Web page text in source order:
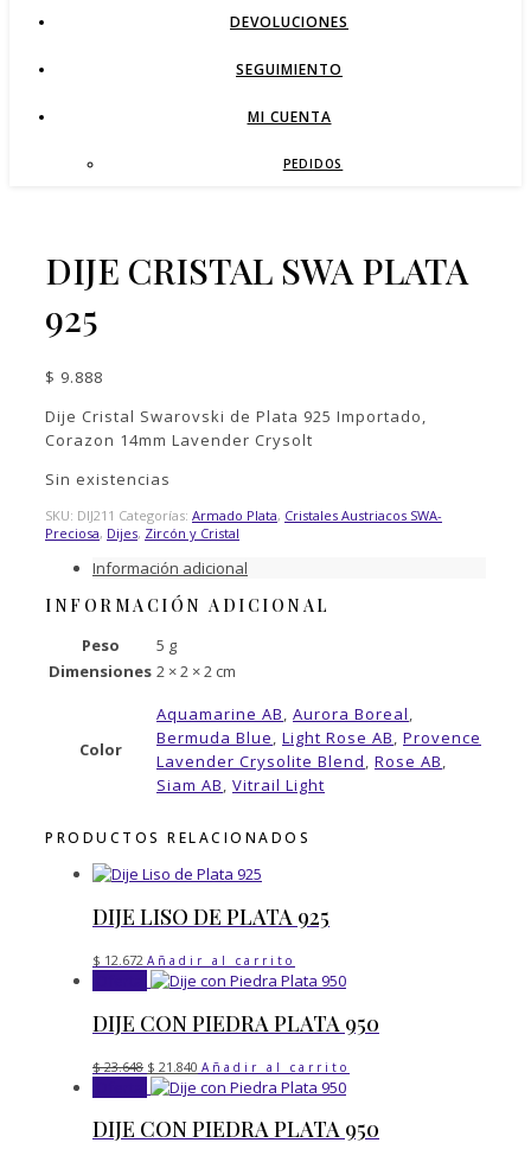
DEVOLUCIONES
SEGUIMIENTO
MI CUENTA
PEDIDOS
DIJE CRISTAL SWA PLATA
925
$ 9.888
Dije Cristal Swarovski de Plata 925 Importado,
Corazon 14mm Lavender Crysolt
Sin existencias
SKU: DIJ211 Categorías: Armado Plata, Cristales Austriacos SWA-
Preciosa, Dijes, Zircón y Cristal
Información adicional
INFORMACIÓN ADICIONAL
Peso
5 g
Dimensiones 2 × 2 × 2 cm
Color
Aquamarine AB, Aurora Boreal,
Bermuda Blue, Light Rose AB, Provence
Lavender Crysolite Blend, Rose AB,
Siam AB, Vitrail Light
PRODUCTOS RELACIONADOS
DIJE LISO DE PLATA 925
$ 12.672 Añadir al carrito
DIJE CON PIEDRA PLATA 950
$23.648 El
precio
original
$ 23.648.
$ 21.840 El
precio
actual
$ 21.840.
Añadir al carrito
DIJE CON PIEDRA PLATA 950